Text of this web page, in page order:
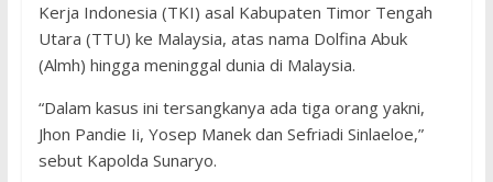
Kerja Indonesia (TKI) asal Kabupaten Timor Tengah
Utara (TTU) ke Malaysia, atas nama Dolfina Abuk
(Almh) hingga meninggal dunia di Malaysia.
“Dalam kasus ini tersangkanya ada tiga orang yakni,
Jhon Pandie Ii, Yosep Manek dan Sefriadi Sinlaeloe,”
sebut Kapolda Sunaryo.